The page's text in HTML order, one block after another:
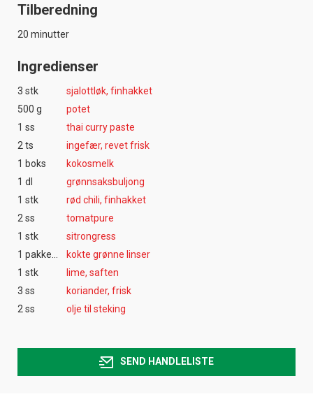
Tilberedning
20 minutter
Ingredienser
3 stk
sjalottløk, finhakket
500 g
potet
1 ss
thai curry paste
2 ts
ingefær, revet frisk
1 boks
kokosmelk
1 dl
grønnsaksbuljong
1 stk
rød chili, finhakket
2 ss
tomatpure
1 stk
sitrongress
kokte grønne linser
1 stk
lime, saften
3 ss
koriander, frisk
2 ss
olje til steking
SEND HANDLELISTE